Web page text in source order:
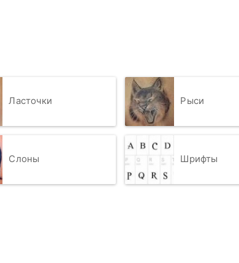
Ласточки Рыси
Слоны Шрифты